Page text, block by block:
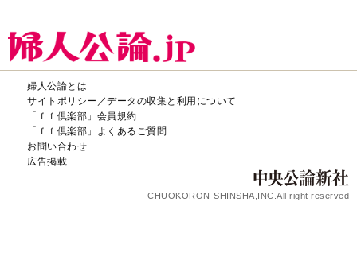
婦人公論とは
サイトポリシー／データの収集と利用について
「ｆｆ倶楽部」会員規約
「ｆｆ倶楽部」よくあるご質問
お問い合わせ
広告掲載
CHUOKORON-SHINSHA,INC.All right reserved